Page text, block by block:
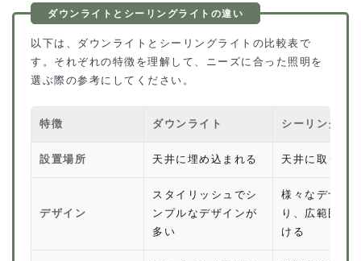
以下は、ダウンライトとシーリングライトの比較表で
す。それぞれの特徴を理解して、ニーズに合った照明を
選ぶ際の参考にしてください。
特徴 ダウンライト シーリングラ
設置場所 天井に埋め込まれる 天井に取り付
デザイン
スタイリッシュでシ
ンプルなデザインが
多い
様々なデザイ
り、広範囲に
ける